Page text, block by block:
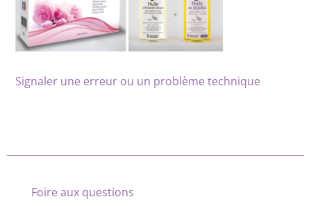
Signaler une erreur ou un problème technique
Foire aux questions